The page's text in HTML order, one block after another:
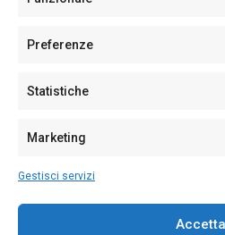
Preferenze
Statistiche
Marketing
Gestisci servizi
Accetta
Sede:Via Cristoforo Colombo
Partita IVA02270380922
128/2020 del 10/02/2020
Per la Pubblicità: